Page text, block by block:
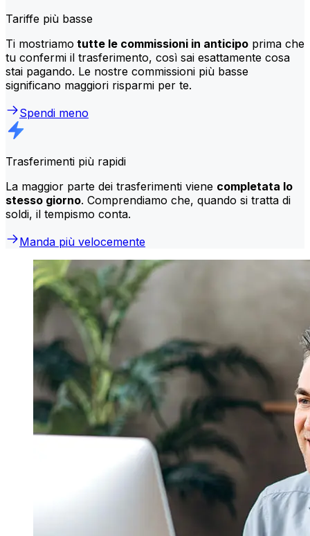
Tariffe più basse
Ti mostriamo tutte le commissioni in anticipo prima che
tu confermi il trasferimento, così sai esattamente cosa
stai pagando. Le nostre commissioni più basse
significano maggiori risparmi per te.
Spendi meno
Trasferimenti più rapidi
La maggior parte dei trasferimenti viene completata lo
stesso giorno. Comprendiamo che, quando si tratta di
soldi, il tempismo conta.
Manda più velocemente